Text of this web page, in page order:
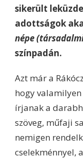
sikerült
adottságok
népe
színpadán.
Azt már a
hogy
írjanak a
szöveg, műfaji
nemigen
cselekménnyel,